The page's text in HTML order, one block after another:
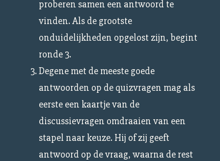
proberen samen een antwoord te
vinden. Als de grootste
onduidelijkheden opgelost zijn, begint
ronde 3.
Degene met de meeste goede
antwoorden op de quizvragen mag als
eerste een kaartje van de
discussievragen omdraaien van een
stapel naar keuze. Hij of zij geeft
antwoord op de vraag, waarna de rest